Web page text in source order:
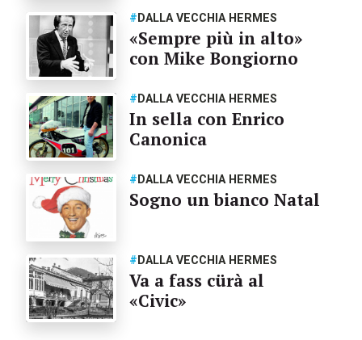
# DALLA VECCHIA HERMES
«Sempre più in alto»
con Mike Bongiorno
# DALLA VECCHIA HERMES
In sella con Enrico
Canonica
# DALLA VECCHIA HERMES
Sogno un bianco Natal
# DALLA VECCHIA HERMES
Va a fass cürà al
«Civic»